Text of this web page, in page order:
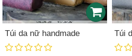
Túi da nữ handmade Túi